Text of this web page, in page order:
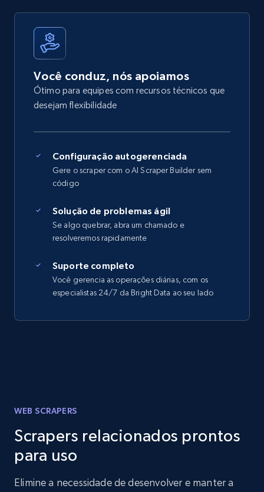
Você conduz, nós apoiamos
Ótimo para equipes com recursos técnicos que
desejam flexibilidade
Configuração autogerenciada
Gere o scraper com o AI Scraper Builder sem
código
Solução de problemas ágil
Se algo quebrar, abra um chamado e
resolveremos rapidamente
Suporte completo
Você gerencia as operações diárias, com os
especialistas 24/7 da Bright Data ao seu lado
WEB SCRAPERS
Scrapers relacionados prontos
para uso
Elimine a necessidade de desenvolver e manter a